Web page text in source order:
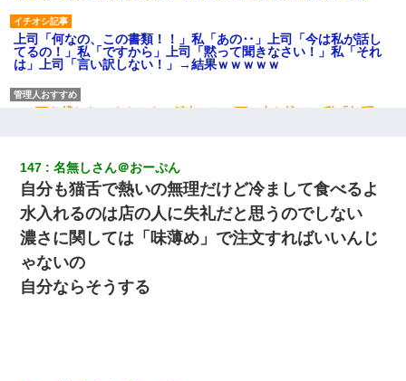
上司「何なの、この書類！！」私「あの‥」上司「今は私が話し
てるの！」私「ですから」上司「黙って聞きなさい！」私「それ
は」上司「言い訳しない！」→結果ｗｗｗｗｗ
200万を貸したコウトから、追加で400万の申し込み、私「無理。
元旦那から復縁要請。息子「最新型のiPhoneも買えない貧乏は嫌
だ、再婚して」私「なら父親と暮らせ」息子「やった＾＾」私
（もう手遅れだったんだな…）
医者「糖尿病で余命1年です」 ワイ「知らんわｗどうせ死ぬなら
食べる量増やすわｗ」→結果ｗｗｗｗｗ
147 名無しさん＠おーぷん
自分も猫舌で熱いの無理だけど冷まして食べるよ
水入れるのは店の人に失礼だと思うのでしない
濃さに関しては「味薄め」で注文すればいいんじ
ゃないの
自分ならそうする